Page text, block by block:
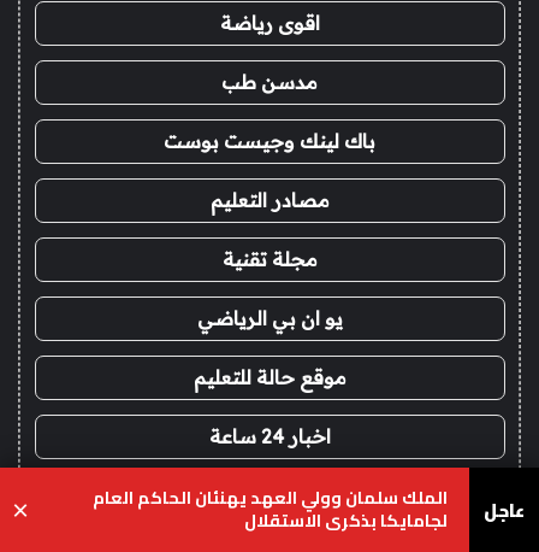
اقوى رياضة
مدسن طب
باك لينك وجيست بوست
مصادر التعليم
مجلة تقنية
يو ان بي الرياضي
موقع حالة للتعليم
اخبار 24 ساعة
هيدب فنون وترفيه عاجل «لدينا كميات هائلة».. ترامب يرد على تقارير نفاد
الصواريخ الدقيقة بعد حرب إيران والبنتاغون يلتزم ×